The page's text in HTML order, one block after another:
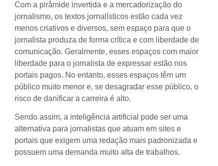
Com a pirâmide invertida e a mercadorização do
jornalismo, os textos jornalísticos estão cada vez
menos criativos e diversos, sem espaço para que o
jornalista produza de forma crítica e com liberdade de
comunicação. Geralmente, esses espaços com maior
liberdade para o jornalista de expressar estão nos
portais pagos. No entanto, esses espaços têm um
público muito menor e, se desagradar esse público, o
risco de danificar a carreira é alto.
Sendo assim, a inteligência artificial pode ser uma
alternativa para jornalistas que atuam em sites e
portais que exigem uma redação mais padronizada e
possuem uma demanda muito alta de trabalhos.